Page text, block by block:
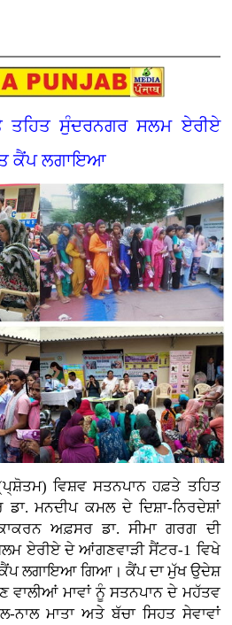
ਤਹਿਤ ਸੁੰਦਰਨਗਰ ਸਲਮ ਏਰੀਏ
ਕੈਂਪ ਲਗਾਇਆ
ਵਿਸ਼ਵ ਸਤਨਪਾਨ ਹਫ਼ਤੇ ਤਹਿਤ
ਮਨਦੀਪ ਕਮਲ ਦੇ ਦਿਸ਼ਾ-ਨਿਰਦੇਸ਼ਾਂ
ਅਫ਼ਸਰ ਡਾ. ਸੀਮਾ ਗਰਗ ਦੀ
ਏਰੀਏ ਦੇ ਆਂਗਣਵਾੜੀ ਸੈਂਟਰ-1 ਵਿਖੇ
ਕੈਂਪ ਲਗਾਇਆ ਗਿਆ। ਕੈਂਪ ਦਾ ਮੁੱਖ ਉਦੇਸ਼
ਮਾਵਾਂ ਨੂੰ ਸਤਨਪਾਨ ਦੇ ਮਹੱਤਵ
ਨਾਲ ਮਾਤਾ ਅਤੇ ਬੱਚਾ ਸਿਹਤ ਸੇਵਾਵਾਂ